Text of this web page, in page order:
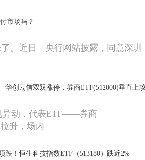
市场吗？
。近日，央行网站披露，同意深圳
华创云信双双涨停，券商ETF(512000)垂直上
异动，代表ETF——券商
升，场内
跌！恒生科技指数ETF（513180）跌近2%